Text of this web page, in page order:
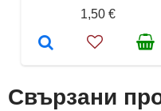
1,50 €
Свързани